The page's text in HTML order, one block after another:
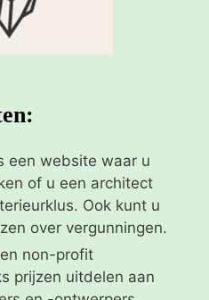
een website waar u
of u een architect
Ook kunt u
over vergunningen.
non-profit
prijzen uitdelen aan